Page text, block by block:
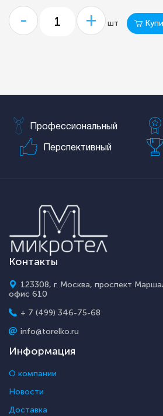
- + шт
Профессиональный
Перспективный
Контакты
123308, г. Москва, проспект
офис 610
+ 7 (499) 346-75-68
info@torelko.ru
Информация
О компании
Новости
Доставка